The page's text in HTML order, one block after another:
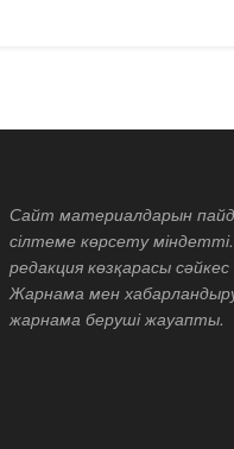
Сайт материалдарын
сілтеме көрсету
редакция көзқарасы
Жарнама мен
жарнама беруші жауапты.